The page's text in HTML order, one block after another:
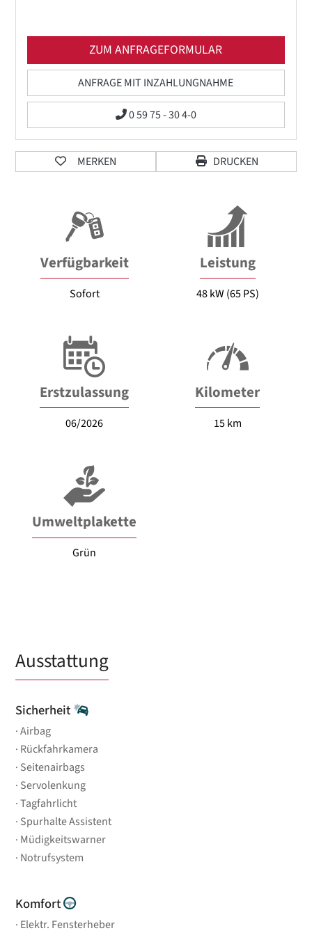
ZUM ANFRAGEFORMULAR
ANFRAGE MIT INZAHLUNGNAHME
0 59 75 - 30 4-0
MERKEN DRUCKEN
Verfügbarkeit
Sofort
Leistung
48 kW (65 PS)
Erstzulassung
06/2026
Kilometer
15 km
Umweltplakette
Grün
Ausstattung
Sicherheit
Airbag
Rückfahrkamera
Seitenairbags
Servolenkung
Tagfahrlicht
Spurhalte Assistent
Müdigkeitswarner
Notrufsystem
Komfort
Elektr. Fensterheber